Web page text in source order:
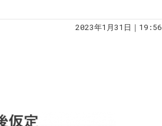
2023年1月31日｜19:56